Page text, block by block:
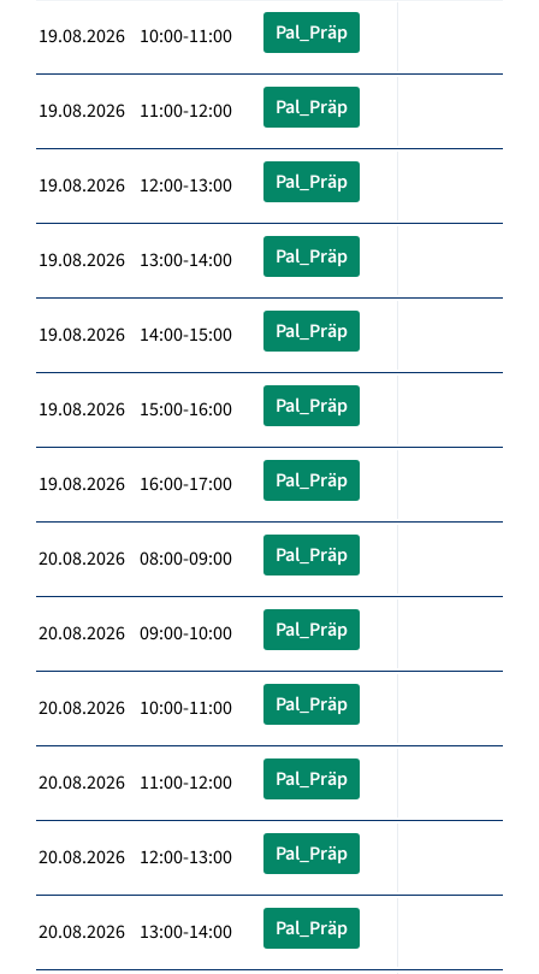
19.08.2026 10:00-11:00 Pal_Präp
19.08.2026 11:00-12:00 Pal_Präp
19.08.2026 12:00-13:00 Pal_Präp
19.08.2026 13:00-14:00 Pal_Präp
19.08.2026 14:00-15:00 Pal_Präp
19.08.2026 15:00-16:00 Pal_Präp
19.08.2026 16:00-17:00 Pal_Präp
20.08.2026 08:00-09:00 Pal_Präp
20.08.2026 09:00-10:00 Pal_Präp
20.08.2026 10:00-11:00 Pal_Präp
20.08.2026 11:00-12:00 Pal_Präp
20.08.2026 12:00-13:00 Pal_Präp
20.08.2026 13:00-14:00 Pal_Präp